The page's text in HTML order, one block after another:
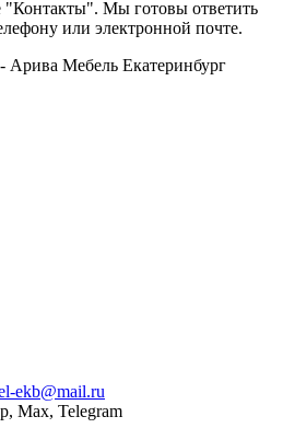
"Контакты". Мы готовы ответить
или электронной почте.
Арива Мебель Екатеринбург
ekb@mail.ru
Max, Telegram